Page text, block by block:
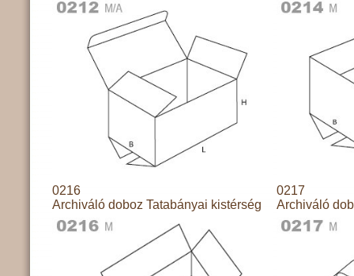
0216
Archiváló doboz Tatabányai kistérség
0217
Archiváló